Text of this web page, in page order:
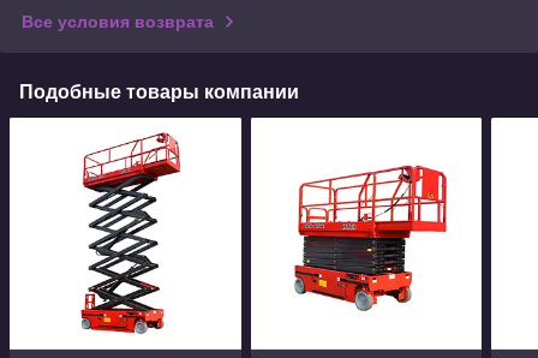
Все условия возврата
Подобные товары компании